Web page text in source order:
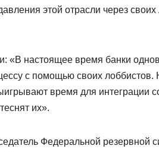
этой отрасли через своих
«В настоящее время банки
с помощью своих
время для интеграции
их».
Федеральной резервной